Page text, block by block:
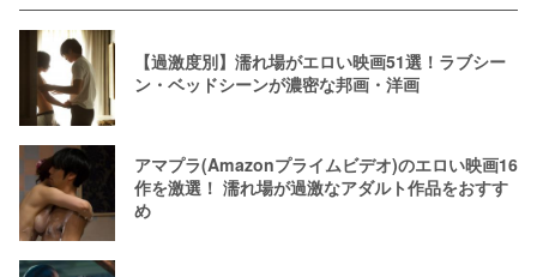
【過激度別】濡れ場がエロい映画51選！ラブシー
ン・ベッドシーンが濃密な邦画・洋画
アマプラ(Amazonプライムビデオ)のエロい映画16
作を激選！ 濡れ場が過激なアダルト作品をおすす
め